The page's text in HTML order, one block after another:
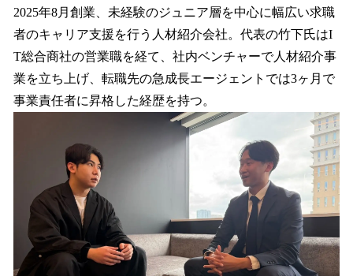
2025年8月創業、未経験のジュニア層を中心に幅広い求職
者のキャリア支援を行う人材紹介会社。代表の竹下氏はI
T総合商社の営業職を経て、社内ベンチャーで人材紹介事
業を立ち上げ、転職先の急成長エージェントでは3ヶ月で
事業責任者に昇格した経歴を持つ。